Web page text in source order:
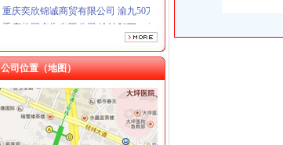
重庆信同广告有限公司 渝沙50万 （工商注册）
重庆三虹房地产营销策划有限公司
公司位置（地图）
【重庆市潼南区金龙电器经营部工商信息】-阿土伯工商信息查询
红薯甘薯地瓜公司_红薯甘薯地瓜厂家_公司页-阿里巴巴
中国移动通信集团重庆有限公司潼南分公司-页
东莞到潼南县物流公司_志趣网
【58同城】重庆重庆周边潼南公司__公积金公司
深圳罗湖物流直达到兰州专线_云同盟
潼南工业园区：服务无小事_网易珠海房产频道